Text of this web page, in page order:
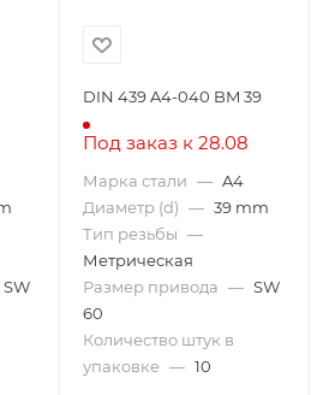
SW
DIN 439 A4-040 BM 39
Под заказ к 28.08
Марка стали — A4
Диаметр (d) — 39 mm
Тип резьбы —
Метрическая
Размер привода — SW
60
Количество штук в
упаковке — 10